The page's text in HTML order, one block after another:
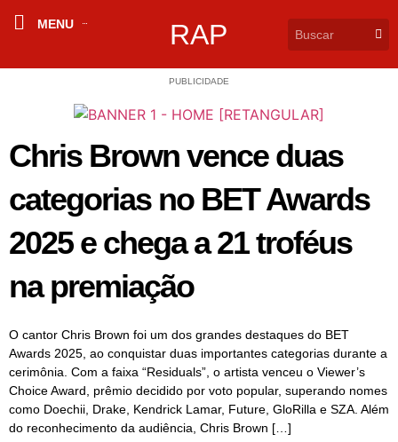
MENU RAP
PUBLICIDADE
Chris Brown vence duas
categorias no BET Awards
2025 e chega a 21 troféus
na premiação
O cantor Chris Brown foi um dos grandes destaques do BET
Awards 2025, ao conquistar duas importantes categorias durante a
cerimônia. Com a faixa “Residuals”, o artista venceu o Viewer’s
Choice Award, prêmio decidido por voto popular, superando nomes
como Doechii, Drake, Kendrick Lamar, Future, GloRilla e SZA. Além
do reconhecimento da audiência, Chris Brown […]